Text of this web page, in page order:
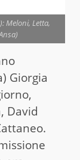
Meloni, Letta,
Giorgia
David